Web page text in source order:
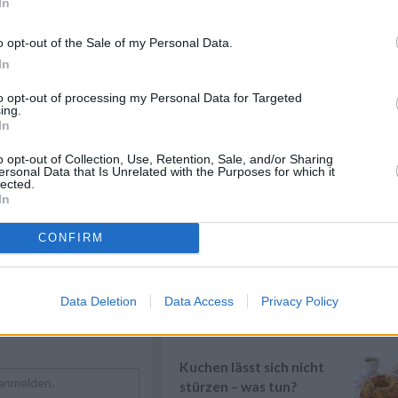
opt-out of the Sale of my Personal Data.
opt-out of processing my Personal Data for Targeted
opt-out of Collection, Use, Retention, Sale, and/or Sharing
Data that Is Unrelated with the Purposes for which it
CONFIRM
Data Deletion Data Access Privacy Policy
/
/Eier Rezepte /
/Kinder Rezepte
Rezepte/Vanille Rezepte
Wer Eier kochen will, sollte in
Kochen für Kinder
Zubereitung si... » mehr
Garmethode und eignet sich für
Was tun, wenn sich die Glasur
Kuchen lässt sich nicht
stürzen – was tun?